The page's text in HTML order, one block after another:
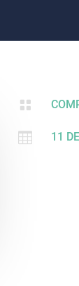

 11